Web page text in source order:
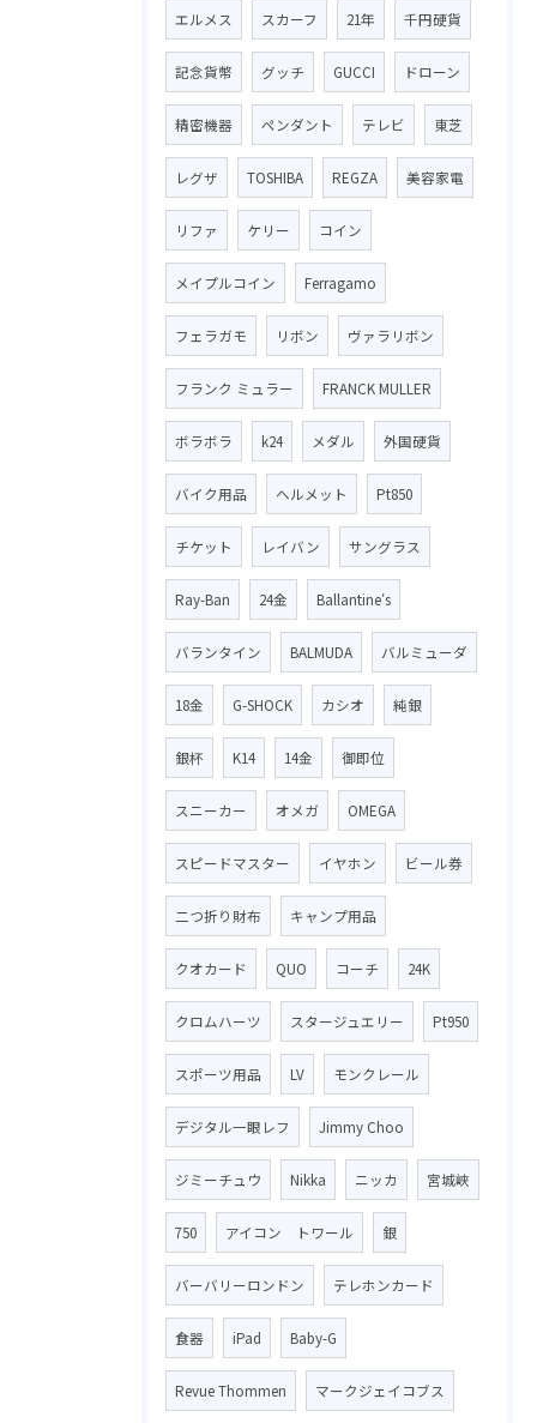
エルメス スカーフ 21年 千円硬貨
記念貨幣 グッチ GUCCI ドローン
精密機器 ペンダント テレビ 東芝
レグザ TOSHIBA REGZA 美容家電
リファ ケリー コイン
メイプルコイン Ferragamo
フェラガモ リボン ヴァラリボン
フランク ミュラー FRANCK MULLER
ボラボラ k24 メダル 外国硬貨
バイク用品 ヘルメット Pt850
チケット レイバン サングラス
Ray-Ban 24金 Ballantine′s
バランタイン BALMUDA バルミューダ
18金 G-SHOCK カシオ 純銀
銀杯 K14 14金 御即位
スニーカー オメガ OMEGA
スピードマスター イヤホン ビール券
二つ折り財布 キャンプ用品
クオカード QUO コーチ 24K
クロムハーツ スタージュエリー Pt950
スポーツ用品 LV モンクレール
デジタル一眼レフ Jimmy Choo
ジミーチュウ Nikka ニッカ 宮城峡
750 アイコン トワール 銀
バーバリーロンドン テレホンカード
食器 iPad Baby-G
Revue Thommen マークジェイコブス